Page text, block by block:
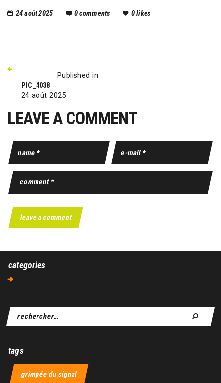
24 août 2025 0comments 0likes
Published in
PIC_4038
24 août 2025
LEAVE A COMMENT
categories
tags
grimpée du signal